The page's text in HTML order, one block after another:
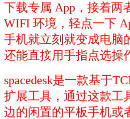
下载专属 App，接着两
WIFI 环境，轻点一下
手机就立刻就变成电脑
还能直接用手指点选操
spacedesk是一款基于
扩展工具，通过这款工
边的闲置的平板手机或